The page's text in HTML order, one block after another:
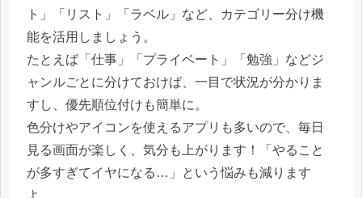
ト」「リスト」「ラベル」など、カテゴリー分け機
能を活用しましょう。
たとえば「仕事」「プライベート」「勉強」などジ
ャンルごとに分けておけば、一目で状況が分かりま
すし、優先順位付けも簡単に。
色分けやアイコンを使えるアプリも多いので、毎日
見る画面が楽しく、気分も上がります！「やること
が多すぎてイヤになる…」という悩みも減ります